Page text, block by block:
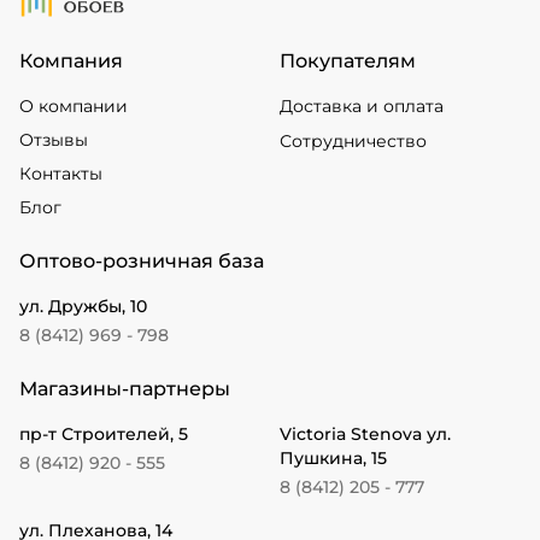
Компания
О компании
Отзывы
Контакты
Блог
Покупателям
Доставка и оплата
Сотрудничество
Оптово-розничная база
ул. Дружбы, 10
8 (8412) 969 - 798
Магазины-партнеры
пр-т Строителей, 5
8 (8412) 920 - 555
Victoria Stenova ул.
Пушкина, 15
8 (8412) 205 - 777
ул. Плеханова, 14